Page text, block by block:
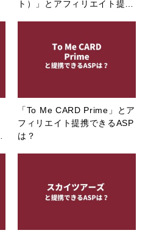
ト）」とアフィリエイト提…
「To Me CARD Prime」とア
フィリエイト提携できるASP
は？